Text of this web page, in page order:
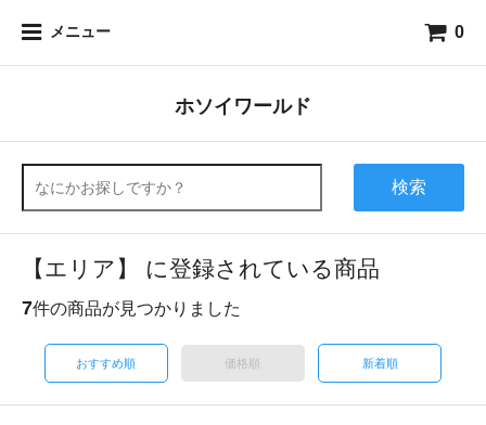
メニュー 0
ホソイワールド
検索
【エリア】 に登録されている商品
7件の商品が見つかりました
おすすめ順 価格順 新着順